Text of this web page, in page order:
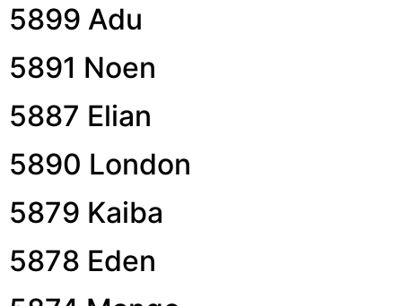
5899 Adu
5891 Noen
5887 Elian
5890 London
5879 Kaiba
5878 Eden